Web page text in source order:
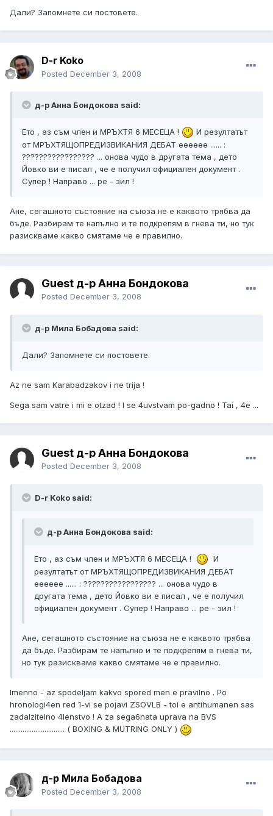
Дали? Запомнете си постовете.
D-r Koko
Posted December 3, 2008
д-р Анна Бондокова said:
Eто , аз съм член и МРЪХТЯ 6 МЕСЕЦА !
И резултатът
от МРЪХТЯЩОПРЕДИЗВИКАНИЯ ДЕБАТ ееееее ...... :
????????????????? ... онова чудо в другата тема , дето
Йовко ви е писал , че е получил официален документ .
Супер ! Направо ... ре - зил !
Ане, сегашното състояние на съюза не е каквото трябва да
бъде. Разбирам те напълно и те подкрепям в гнева ти, но тук
разискваме какво смятаме че е правилно.
Guest д-р Анна Бондокова
Posted December 3, 2008
д-р Мила Бобадова said:
Дали? Запомнете си постовете.
Az ne sam Karabadzakov i ne trija !
Sega sam vatre i mi e otzad ! I se 4uvstvam po-gadno ! Tai , 4e ...
Guest д-р Анна Бондокова
Posted December 3, 2008
D-r Koko said:
д-р Анна Бондокова said:
Eто , аз съм член и МРЪХТЯ 6 МЕСЕЦА !
И
резултатът от МРЪХТЯЩОПРЕДИЗВИКАНИЯ ДЕБАТ
ееееее ...... : ????????????????? ... онова чудо в
другата тема , дето Йовко ви е писал , че е получил
официален документ . Супер ! Направо ... ре - зил !
Ане, сегашното състояние на съюза не е каквото трябва
да бъде. Разбирам те напълно и те подкрепям в гнева ти,
но тук разискваме какво смятаме че е правилно.
Imenno - az spodeljam kakvo spored men e pravilno . Po
hronologi4en red 1-vi se pojavi ZSOVLB - toi e antihumanen sas
zadalzitelno 4lenstvo ! A za sega6nata uprava na BVS
.............................. ( BOXING & MUTRING ONLY )
д-р Мила Бобадова
Posted December 3, 2008